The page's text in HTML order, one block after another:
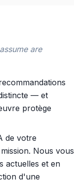
are
— et
protège
de votre
Nous vous
actuelles et en
d'une